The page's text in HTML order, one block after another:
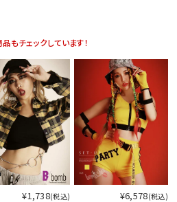
もチェックしています！
¥1,738(税込) ¥6,578(税込)